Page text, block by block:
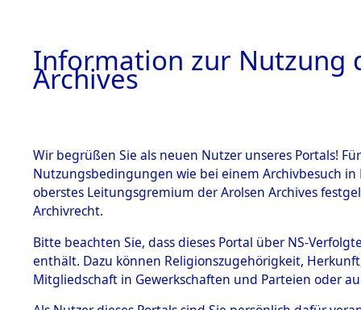
BESTÄNDE
1.
Achmühle
Information zur Nutzung
Archives
Wir begrüßen Sie als neuen Nutzer unseres Portals!
Nutzungsbedingungen wie bei einem Archivbesuch
oberstes Leitungsgremium der Arolsen Archives
Archivrecht.
Bitte beachten Sie, dass dieses Portal über NS-
enthält. Dazu können Religionszugehörigkeit,
Mitgliedschaft in Gewerkschaften und Parteien oder